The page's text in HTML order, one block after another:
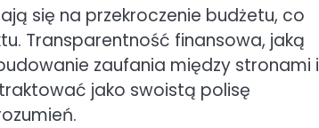
się na przekroczenie budżetu, co
Transparentność finansowa, jaką
zaufania między stronami i
jako swoistą polisę